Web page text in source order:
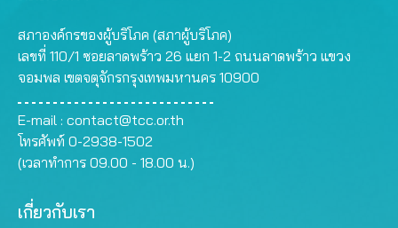
สภาองค์กรของผู้บริโภค (สภาผู้บริโภค)
เลขที่ 110/1 ซอยลาดพร้าว 26 แยก 1-2 ถนนลาดพร้าว แขวง
จอมพล เขตจตุจักรกรุงเทพมหานคร 10900
E-mail : contact@tcc.or.th
โทรศัพท์ 0-2938-1502
(เวลาทำการ 09.00 - 18.00 น.)
เกี่ยวกับเรา